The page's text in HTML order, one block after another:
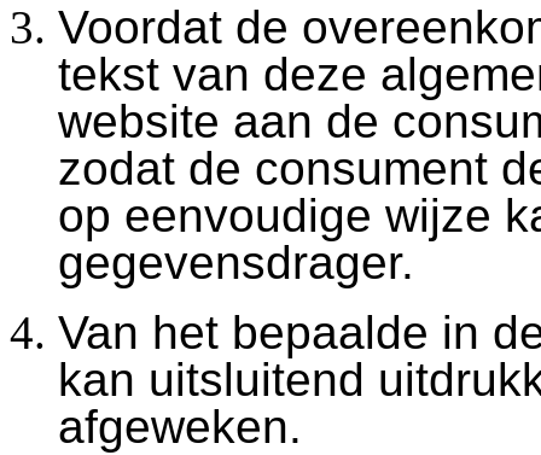
Voordat de
tekst van deze
website aan de
zodat de consument
op eenvoudige wijze
gegevensdrager.
Van het bepaalde in
kan uitsluitend
afgeweken.